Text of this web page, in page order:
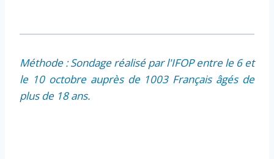
Méthode : Sondage réalisé par l'IFOP entre le 6 et
le 10 octobre auprès de 1003 Français âgés de
plus de 18 ans.